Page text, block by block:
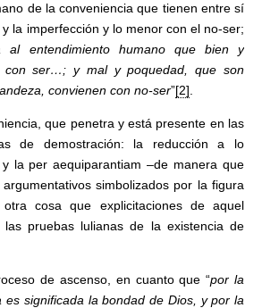
de la conveniencia que tienen entre sí
la imperfección y lo menor con el no-ser;
al entendimiento humano que bien y
con ser…; y mal y poquedad, que son
convienen con no-ser”[2]
que penetra y está presente en las
de demostración: la reducción a lo
la per aequiparantiam –de manera que
simbolizados por la figura
cosa que explicitaciones de aquel
las pruebas lulianas de la existencia de
de ascenso, en cuanto que “por la
es significada la bondad de Dios, y por la